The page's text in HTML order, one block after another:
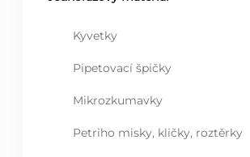
Kyvetky
Pipetovací špičky
Mikrozkumavky
Petriho misky, kličky, roztěrky